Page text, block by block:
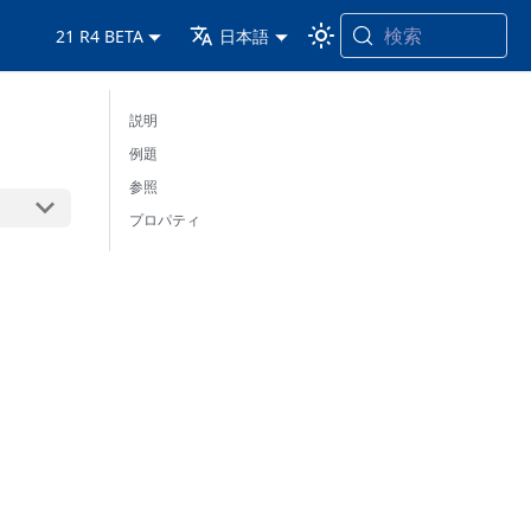
21 R4 BETA 日本語 検索
説明
例題
参照
プロパティ